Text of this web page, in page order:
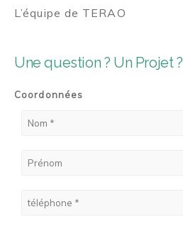
Une question ? Un Projet ?
Coordonnées
L’équipe de TERAO